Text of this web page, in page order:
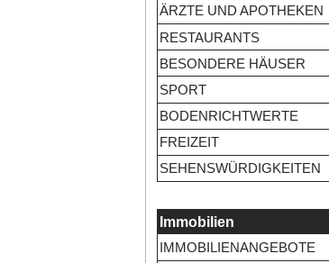
ÄRZTE UND APOTHEKEN
RESTAURANTS
BESONDERE HÄUSER
SPORT
BODENRICHTWERTE
FREIZEIT
SEHENSWÜRDIGKEITEN
Immobilien
IMMOBILIENANGEBOTE